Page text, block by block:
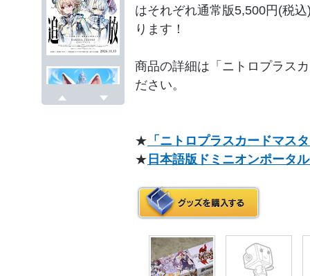
はそれぞれ通常版5,500円(税
ります！
商品の詳細は「ニトロプラス
ださい。
★ 「ニトロプラスカードマス
★ 日本語版ドミニオンポータ